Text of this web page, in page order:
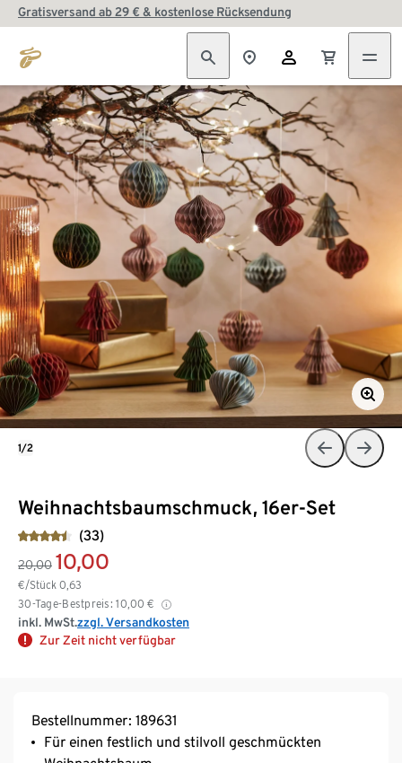
Gratisversand ab 29 € & kostenlose Rücksendung
Weihnachtsbaumschmuck, 16er-Set
(33)
20,00 10,00
€/Stück 0,63
30-Tage-Bestpreis: 10,00 €
inkl. MwSt.zzgl. Versandkosten
Zur Zeit nicht verfügbar
1/2
Bestellnummer: 189631
Für einen festlich und stilvoll geschmückten